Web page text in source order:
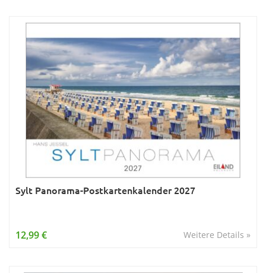
Sylt Panorama-Postkartenkalender 2027
Weitere Details »
12,99 €